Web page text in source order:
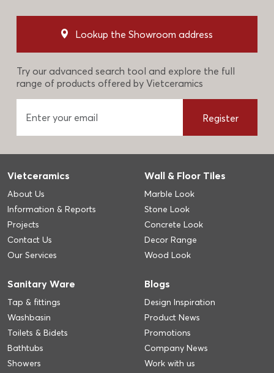
Lookup the Showroom address
Try our advanced search tool and explore the full
range of products offered by Vietceramics
Register
Vietceramics
About Us
Information & Reports
Projects
Contact Us
Our Services
Wall & Floor Tiles
Marble Look
Stone Look
Concrete Look
Decor Range
Wood Look
Sanitary Ware
Tap & fittings
Washbasin
Toilets & Bidets
Bathtubs
Showers
Blogs
Design Inspiration
Product News
Promotions
Company News
Work with us